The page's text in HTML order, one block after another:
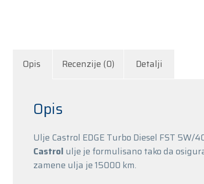
Opis Recenzije (0) Detalji
Opis
Ulje Castrol EDGE Turbo Diesel FST 5W/
Castrol ulje je formulisano tako da
zamene ulja je 15000 km.